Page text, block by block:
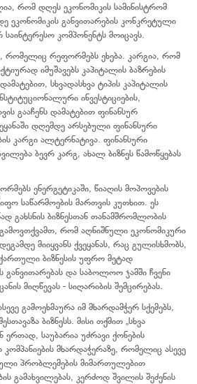
რომ დღეს ეკონომიკის სამინისტრომ
ეკონომიკის განვითარების კონკრეტული
საინტერესო კომპონენტს მოიცავს.
რომელიც რეფორმებს ეხება. კარგია, რომ
იმუშავებს კაპიტალის ბაზრების
სხვადასხვა ტიპის კაპიტალის
ინვესტიციების,
გააჩენს დამატებით ფინანსურ
დღემდე არსებული ფინანსური
კარგი ალტერნატივა. ფინანსური
ბევრ კარგ, ახალ ბიზნეს წამოწყებას
ენერგეტიკაში, წიაღის მოპოვების
საწარმოების მართვის კუთხით. ეს
გახსნის ბიზნესთან თანამშრომლობის
რომ აღნიშნული ეკონომიკური
მიიყვანს ქვეყანას, რაც გულისხმობს,
ქართული ბიზნესის უფრო მეტად
განვითარებას და საბოლოო ჯამში ჩვენი
მიღწევას - სიღარიბის შემცირებას.
გამოეხმაურა იმ მხარდამჭერ სქემებს,
ბიზნესს. მისი თქმით „სხვა
ერთად, საუბარია უძრავი ქონების
მხარდაჭერაზე, რომელიც ასევე
პრობლემების მიმართულებით
გამახვილებას, კერძოდ შვილის შეძენის